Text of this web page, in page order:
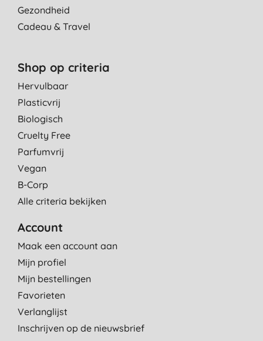
Gezondheid
Cadeau & Travel
Shop op criteria
Hervulbaar
Plasticvrij
Biologisch
Cruelty Free
Parfumvrij
Vegan
B-Corp
Alle criteria bekijken
Account
Maak een account aan
Mijn profiel
Mijn bestellingen
Favorieten
Verlanglijst
Inschrijven op de nieuwsbrief